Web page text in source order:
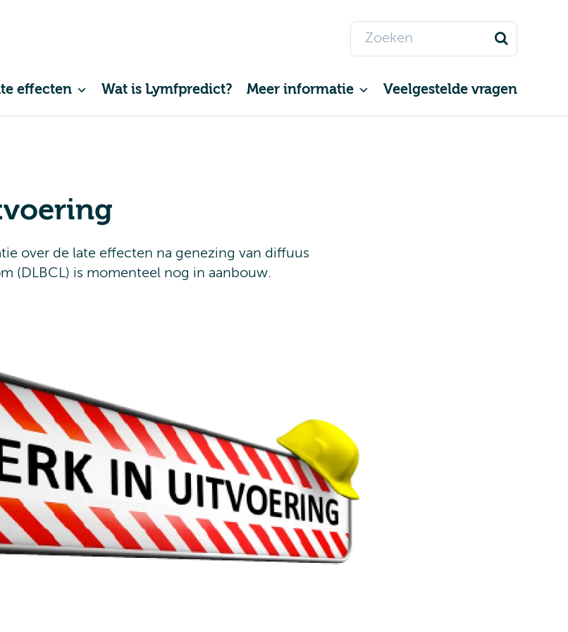
effecten Wat is Lymfpredict? Meer informatie Veelgestelde vragen
over de late effecten na genezing van diffuus
(DLBCL) is momenteel nog in aanbouw.